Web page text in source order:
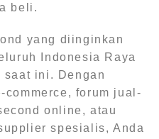
beli.
yang diinginkan
Indonesia Raya
saat ini. Dengan
commerce, forum jual-
online, atau
spesialis, Anda